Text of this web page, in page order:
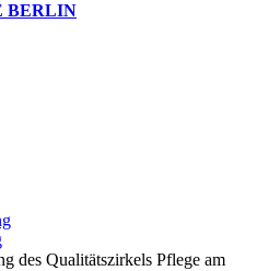
BERLIN
des Qualitätszirkels Pflege am